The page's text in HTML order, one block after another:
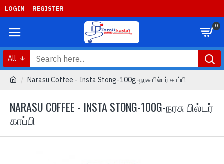
LOGIN REGISTER
0
All
Narasu Coffee - Insta Stong-100g-நரசு பில்டர் காப்பி
NARASU COFFEE - INSTA STONG-100G-நரசு பில்டர்
காப்பி